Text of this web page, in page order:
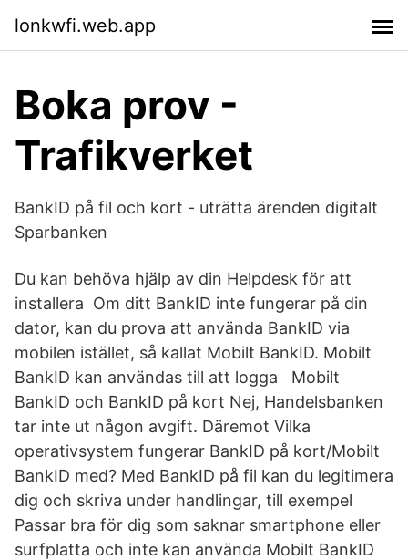
lonkwfi.web.app
Boka prov -
Trafikverket
BankID på fil och kort - uträtta ärenden digitalt
Sparbanken
Du kan behöva hjälp av din Helpdesk för att
installera Om ditt BankID inte fungerar på din
dator, kan du prova att använda BankID via
mobilen istället, så kallat Mobilt BankID. Mobilt
BankID kan användas till att logga Mobilt
BankID och BankID på kort Nej, Handelsbanken
tar inte ut någon avgift. Däremot Vilka
operativsystem fungerar BankID på kort/Mobilt
BankID med? Med BankID på fil kan du legitimera
dig och skriva under handlingar, till exempel
Passar bra för dig som saknar smartphone eller
surfplatta och inte kan använda Mobilt BankID